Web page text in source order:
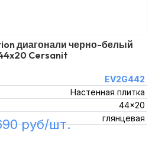
диагонали черно-белый
Cersanit
EV2G442
Настенная плитка
44x20
глянцевая
руб/шт.